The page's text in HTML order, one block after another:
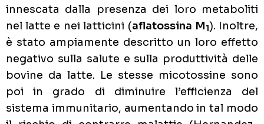
innescata dalla presenza dei loro metaboliti
nel latte e nei latticini (aflatossina M1). Inoltre,
è stato ampiamente descritto un loro effetto
negativo sulla salute e sulla produttività delle
bovine da latte. Le stesse micotossine sono
poi in grado di diminuire l’efficienza del
sistema immunitario, aumentando in tal modo